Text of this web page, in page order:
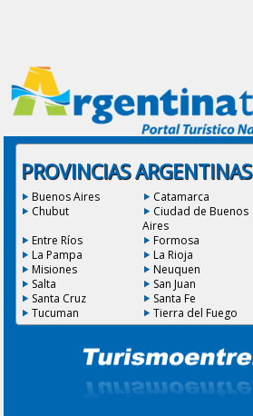
PROVINCIAS ARGENTINAS
Buenos Aires Catamarca
Chubut
Ciudad de Buenos
Aires
Entre Ríos
Formosa
La Pampa
La Rioja
Misiones
Neuquen
Salta
San Juan
Santa Cruz
Santa Fe
Tucuman
Tierra del Fuego